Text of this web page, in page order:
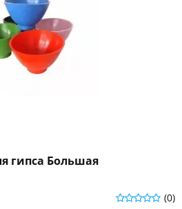
гипса Большая
(0)